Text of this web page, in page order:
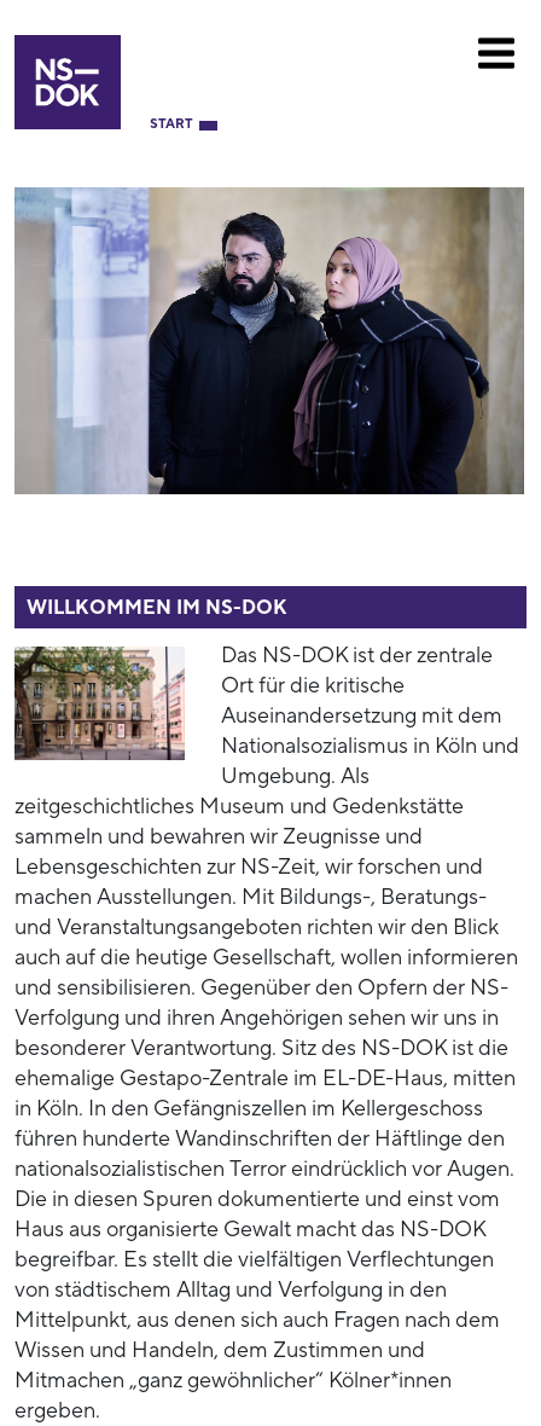
START
WILLKOMMEN IM NS-DOK
Das NS-DOK ist der zentrale
Ort für die kritische
Auseinandersetzung mit dem
Nationalsozialismus in Köln und
Umgebung. Als
zeitgeschichtliches Museum und Gedenkstätte
sammeln und bewahren wir Zeugnisse und
Lebensgeschichten zur NS-Zeit, wir forschen und
machen Ausstellungen. Mit Bildungs-, Beratungs-
und Veranstaltungsangeboten richten wir den Blick
auch auf die heutige Gesellschaft, wollen informieren
und sensibilisieren. Gegenüber den Opfern der NS-
Verfolgung und ihren Angehörigen sehen wir uns in
besonderer Verantwortung. Sitz des NS-DOK ist die
ehemalige Gestapo-Zentrale im EL-DE-Haus, mitten
in Köln. In den Gefängniszellen im Kellergeschoss
führen hunderte Wandinschriften der Häftlinge den
nationalsozialistischen Terror eindrücklich vor Augen.
Die in diesen Spuren dokumentierte und einst vom
Haus aus organisierte Gewalt macht das NS-DOK
begreifbar. Es stellt die vielfältigen Verflechtungen
von städtischem Alltag und Verfolgung in den
Mittelpunkt, aus denen sich auch Fragen nach dem
Wissen und Handeln, dem Zustimmen und
Mitmachen „ganz gewöhnlicher“ Kölner*innen
ergeben.